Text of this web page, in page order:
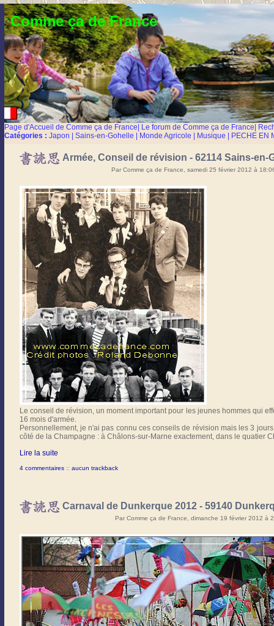
Comme ça de France
Page d'Accueil de Comme ça de France| Le forum de Comme ça de France|
Catégories : Japon |Sains-en-Gohelle | Monde Agricole | Musique | PECHE EN
Armée, Conseil de révision - 62114 Sains-en-
Par Comme ça de France, samedi 25 février 2012 à
Le conseil de révision, un moment important pour les jeunes hommes qui
16 mois d'armée.
Personnellement, je n'ai pas connu ces conseils de révision mais les 3
côté de la Champagne : à Châlons-sur-Marne exactement, dans le quatier
Lire la suite
4 commentaires :: aucun trackback
Carnaval de Dunkerque 2012 - 59140
Par Comme ça de France, dimanche 19 février 2012 à